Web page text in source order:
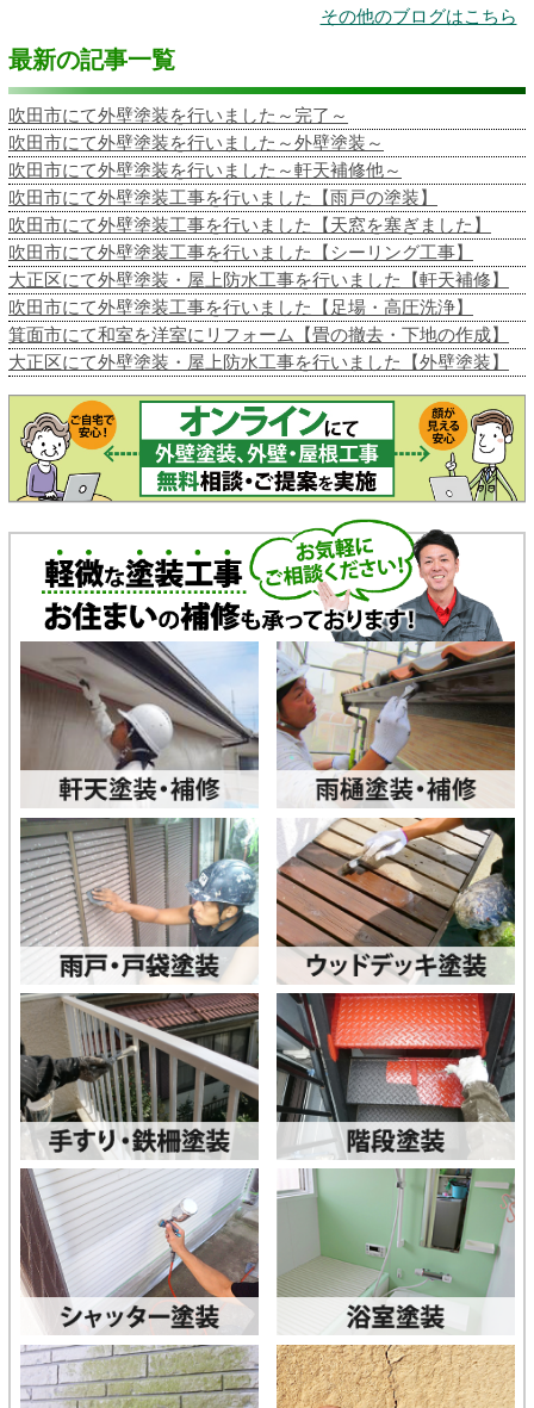
その他のブログはこちら
最新の記事一覧
吹田市にて外壁塗装を行いました～完了～
吹田市にて外壁塗装を行いました～外壁塗装～
吹田市にて外壁塗装を行いました～軒天補修他～
吹田市にて外壁塗装工事を行いました【雨戸の塗装】
吹田市にて外壁塗装工事を行いました【天窓を塞ぎました】
吹田市にて外壁塗装工事を行いました【シーリング工事】
大正区にて外壁塗装・屋上防水工事を行いました【軒天補修】
吹田市にて外壁塗装工事を行いました【足場・高圧洗浄】
箕面市にて和室を洋室にリフォーム【畳の撤去・下地の作成】
大正区にて外壁塗装・屋上防水工事を行いました【外壁塗装】